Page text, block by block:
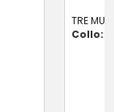
TRE
Collo: